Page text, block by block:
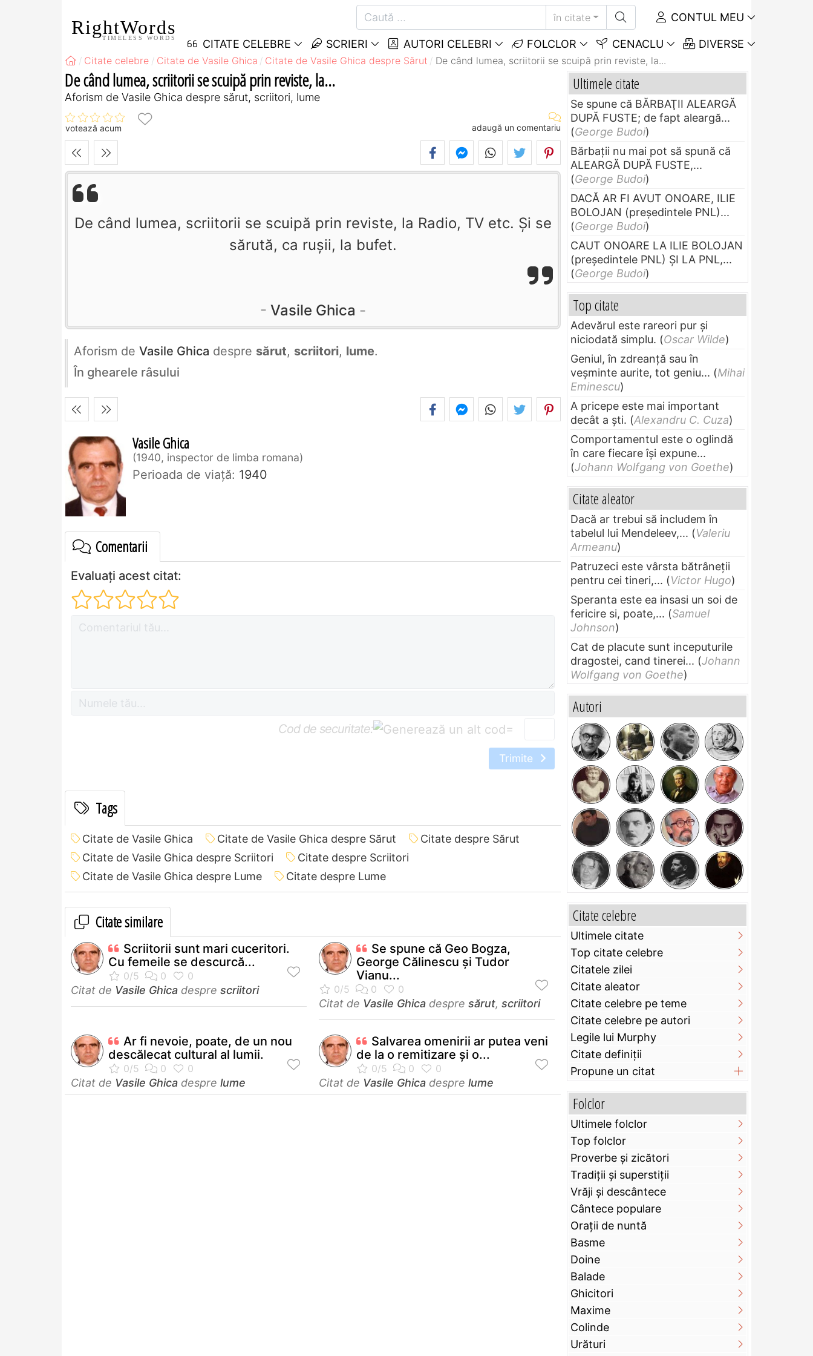
RightWords
TIMELESS WORDS
în citate CONTUL MEU
CITATE CELEBRE SCRIERI AUTORI CELEBRI FOLCLOR CENACLU DIVERSE
Citate celebre Citate de Vasile Ghica Citate de Vasile Ghica despre Sărut De când lumea, scriitorii se scuipă prin reviste, la...
De când lumea, scriitorii se scuipă prin reviste, la...
Aforism de Vasile Ghica despre sărut, scriitori, lume
votează acum adaugă un comentariu
De când lumea, scriitorii se scuipă prin reviste, la Radio, TV etc. Şi se
sărută, ca ruşii, la bufet.
Vasile Ghica
Aforism de Vasile Ghica despre sărut, scriitori, lume.
În ghearele râsului
Vasile Ghica
1940, inspector de limba romana
Perioada de viaţă: 1940
Comentarii
Evaluați acest citat:
Cod de securitate: =
Trimite
Tags
Citate de Vasile Ghica Citate de Vasile Ghica despre Sărut
Citate despre Sărut
Citate de Vasile Ghica despre Scriitori
Citate despre Scriitori
Citate de Vasile Ghica despre Lume
Citate despre Lume
Citate similare
Scriitorii sunt mari cuceritori.
Cu femeile se descurcă...
Citat de Vasile Ghica despre scriitori
Se spune că Geo Bogza,
George Călinescu şi Tudor
Vianu...
Citat de Vasile Ghica despre sărut, scriitori
Ar fi nevoie, poate, de un nou
descălecat cultural al lumii.
Citat de Vasile Ghica despre lume
Salvarea omenirii ar putea veni
de la o remitizare şi o...
Citat de Vasile Ghica despre lume
Ultimele citate
Se spune că BĂRBAŢII ALEARGĂ
DUPĂ FUSTE; de fapt aleargă...
(George Budoi)
Bărbaţii nu mai pot să spună că
ALEARGĂ DUPĂ FUSTE,...
(George Budoi)
DACĂ AR FI AVUT ONOARE, ILIE
BOLOJAN (preşedintele PNL)...
(George Budoi)
CAUT ONOARE LA ILIE BOLOJAN
(preşedintele PNL) ŞI LA PNL,...
(George Budoi)
Top citate
Adevărul este rareori pur și
niciodată simplu. (Oscar Wilde)
Geniul, în zdreanţă sau în
veşminte aurite, tot geniu... (Mihai
Eminescu)
A pricepe este mai important
decât a ști. (Alexandru C. Cuza)
Comportamentul este o oglindă
în care fiecare își expune...
(Johann Wolfgang von Goethe)
Citate aleator
Dacă ar trebui să includem în
tabelul lui Mendeleev,... (Valeriu
Armeanu)
Patruzeci este vârsta bătrâneții
pentru cei tineri,... (Victor Hugo)
Speranta este ea insasi un soi de
fericire si, poate,... (Samuel
Johnson)
Cat de placute sunt inceputurile
dragostei, cand tinerei... (Johann
Wolfgang von Goethe)
Autori
Citate celebre
Ultimele citate
Top citate celebre
Citatele zilei
Citate aleator
Citate celebre pe teme
Citate celebre pe autori
Legile lui Murphy
Citate definiţii
Propune un citat
Folclor
Ultimele folclor
Top folclor
Proverbe și zicători
Tradiții și superstiții
Vrăji și descântece
Cântece populare
Orații de nuntă
Basme
Doine
Balade
Ghicitori
Maxime
Colinde
Urături